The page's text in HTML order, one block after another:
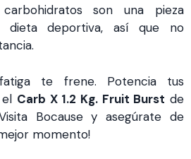
son una pieza
dieta deportiva, así que no
te frene. Potencia tus
Carb X 1.2 Kg. Fruit Burst de
Bocause y asegúrate de
momento!